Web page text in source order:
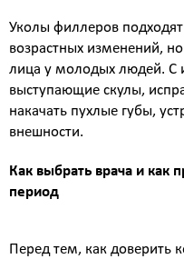
Уколы филлеров
возрастных изменений,
лица у молодых людей.
выступающие скулы,
накачать пухлые губы,
внешности.
Как выбрать врача и как
период
Перед тем, как доверить